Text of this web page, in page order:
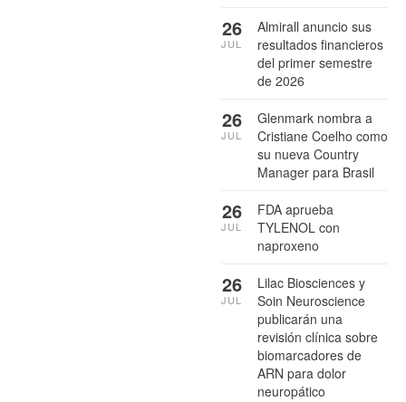
Almirall anuncio sus
resultados financieros
del primer semestre
de 2026
26
JUL
Glenmark nombra a
Cristiane Coelho como
su nueva Country
Manager para Brasil
26
JUL
FDA aprueba
TYLENOL con
naproxeno
26
JUL
Lilac Biosciences y
Soin Neuroscience
publicarán una
revisión clínica sobre
biomarcadores de
ARN para dolor
neuropático
26
JUL